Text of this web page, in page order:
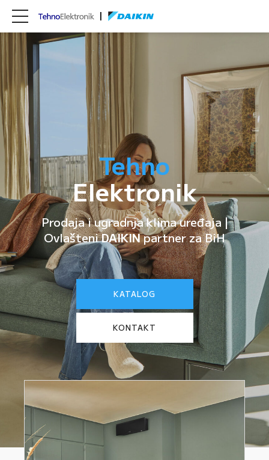
Tehno
Elektronik
Prodaja i ugradnja klima uređaja |
OvlašteniDAIKINpartner za BiH
KATALOG
KONTAKT